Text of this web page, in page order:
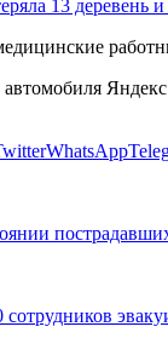
13 деревень
автомобиля
WhatsApp